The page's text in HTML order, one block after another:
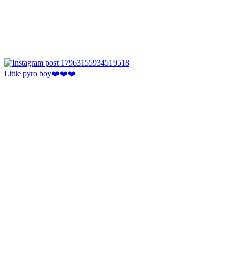
Little pyro boy❤️❤️❤️